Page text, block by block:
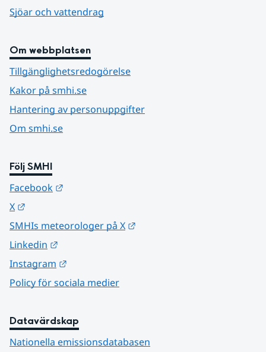
Sjöar och vattendrag
Om webbplatsen
Tillgänglighetsredogörelse
Kakor på smhi.se
Hantering av personuppgifter
Om smhi.se
Följ SMHI
Facebook
X
SMHIs meteorologer på X
Linkedin
Instagram
Policy för sociala medier
Datavärdskap
Nationella emissionsdatabasen